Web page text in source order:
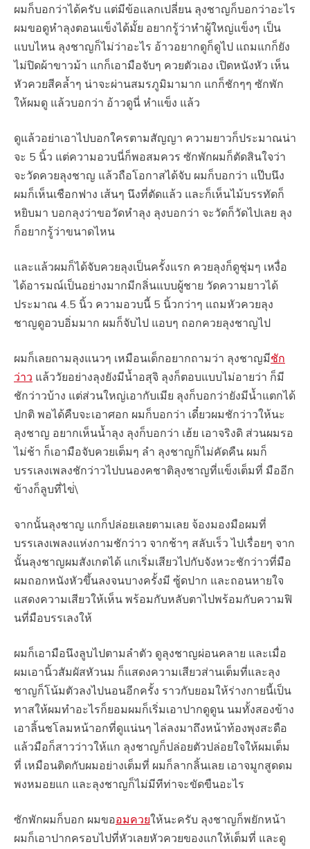
ผมก็บอกว่าได้ครับ แต่มีข้อแลกเปลี่ยน ลุงชาญก็บอกว่าอะไร
ผมขอดูหำลุงตอนแข็งได้มั้ย อยากรู้ว่าหำผู้ใหญ่แข็งๆ เป็น
แบบไหน ลุงชาญก็ไม่ว่าอะไร อ้าวอยากดูก็ดูไป แถมแกก็ยัง
ไม่ปิดผ้าขาวม้า แกก็เอามือจับๆ ควยตัวเอง เปิดหนังหัว เห็น
หัวควยสีคล้ำๆ น่าจะผ่านสมรภูมิมามาก แกก็ชักๆๆ ซักพัก
ให้ผมดู แล้วบอกว่า อ้าวดูนี่ หำแข็ง แล้ว
ดูแล้วอย่าเอาไปบอกใครตามสัญญา ความยาวก็ประมาณน่า
จะ 5 นิ้ว แต่ความอวบนี่ก็พอสมควร ซักพักผมก็ตัดสินใจว่า
จะวัดควยลุงชาญ แล้วถือโอกาสได้จับ ผมก็บอกว่า แป๊บนึง
ผมก็เห็นเชือกฟาง เส้นๆ นึงที่ตัดแล้ว และก็เห็นไม้บรรทัดก็
หยิบมา บอกลุงว่าขอวัดหำลุง ลุงบอกว่า จะวัดก็วัดไปเลย ลุง
ก็อยากรู้ว่าขนาดไหน
และแล้วผมก็ได้จับควยลุงเป็นครั้งแรก ควยลุงก็ดูชุ่มๆ เหงื่อ
ได้อารมณ์เป็นอย่างมากมีกลิ่นแบบผู้ชาย วัดความยาวได้
ประมาณ 4.5 นิ้ว ความอวบนี้ 5 นิ้วกว่าๆ แถมหัวควยลุง
ชาญดูอวบอิ่มมาก ผมก็จับไป แอบๆ ถอกควยลุงชาญไป
ผมก็เลยถามลุงแนวๆ เหมือนเด็กอยากถามว่า ลุงชาญมีชัก
ว่าว แล้ววัยอย่างลุงยังมีน้ำอสุจิ ลุงก็ตอบแบบไม่อายว่า ก็มี
ชักว่าวบ้าง แต่ส่วนใหญ่เอากับเมีย ลุงก็บอกว่ายังมีน้ำแตกได้
ปกติ พอได้คืบจะเอาศอก ผมก็บอกว่า เดี๋ยวผมชักว่าวให้นะ
ลุงชาญ อยากเห็นน้ำลุง ลุงก็บอกว่า เฮ้ย เอาจริงดิ ส่วนผมรอ
ไม่ช้า ก็เอามือจับควยเต็มๆ ลำ ลุงชาญก็ไม่คัดคืน ผมก็
บรรเลงเพลงชักว่าวไปบนองคชาติลุงชาญที่แข็งเต็มที่ มืออีก
ข้างก็ลูบที่ไข่่\
จากนั้นลุงชาญ แกก็ปล่อยเลยตามเลย จ้องมองมือผมที่
บรรเลงเพลงแห่งกามชักว่าว จากช้าๆ สลับเร็ว ไปเรื่อยๆ จาก
นั้นลุงชาญผมสังเกตได้ แกเริ่มเสียวไปกับจังหวะชักว่าวที่มือ
ผมถอกหนังหัวขึ้นลงจนบางครั้งมี ซู้ดปาก และถอนหายใจ
แสดงความเสียวให้เห็น พร้อมกับหลับตาไปพร้อมกับความฟิ
นที่มือบรรเลงให้
ผมก็เอามือนึงลูบไปตามลำตัว ดูลุงชาญผ่อนคลาย และเมื่อ
ผมเอานิ้วสัมผัสหัวนม ก็แสดงความเสียวส่านเต็มที่และลุง
ชาญก็โน้มตัวลงไปนอนอีกครั้ง ราวกับยอมให้ร่างกายนี้เป็น
ทาสให้ผมทำอะไรก็ยอมผมก็เริ่มเอาปากดูดูน นมทั้งสองข้าง
เอาลิ้นชโลมหน้าอกที่ดูแน่นๆ ไล่ลงมาถึงหน้าท้องพุงสะดือ
แล้วมือก็สาวว่าวให้แก ลุงชาญก็ปล่อยตัวปล่อยใจให้ผมเต็ม
ที่ เหมือนติดกับผมอย่างเต็มที่ ผมก็ลากลิ้นเลย เอาจมูกสูดดม
พงหมอยแก และลุงชาญก็ไม่มีทีท่าจะขัดขืนอะไร
ซักพักผมก็บอก ผมขออมควยให้นะครับ ลุงชาญก็พยักหน้า
ผมก็เอาปากครอบไปที่หัวเลยหัวควยของแกให้เต็มที่ และดู